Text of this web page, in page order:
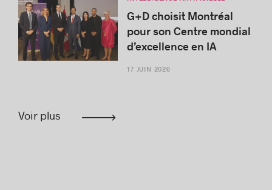
G+D choisit Montréal
pour son Centre mondial
d’excellence en IA
17 JUIN 2026
Voir plus